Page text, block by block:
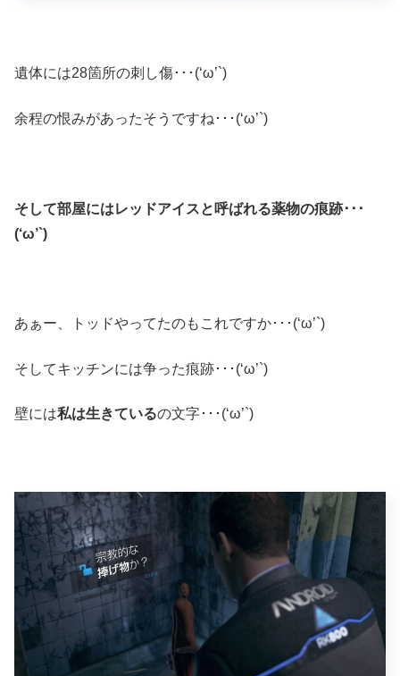
遺体には28箇所の刺し傷･･･(‘ω’`)
余程の恨みがあったそうですね･･･(‘ω’`)
そして部屋にはレッドアイスと呼ばれる薬物の痕跡･･･
(‘ω’`)
あぁー、トッドやってたのもこれですか･･･(‘ω’`)
そしてキッチンには争った痕跡･･･(‘ω’`)
壁には私は生きているの文字･･･(‘ω’`)